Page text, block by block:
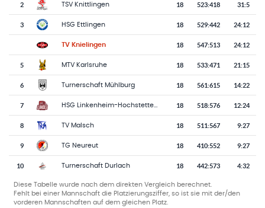
2 TSV Knittlingen 18 523:418 31:5
3 HSG Ettlingen 18 529:442 24:12
TV Knielingen 18 547:513 24:12
5 MTV Karlsruhe 18 533:471 21:15
6 Turnerschaft Mühlburg 18 561:615 14:22
7 HSG Linkenheim-Hochstetten-Liedolsheim 18 518:576 12:24
8 TV Malsch 18 511:567 9:27
9 TG Neureut 18 410:552 9:27
10 Turnerschaft Durlach 18 442:573 4:32
Diese Tabelle wurde nach dem direkten Vergleich berechnet.
Fehlt bei einer Mannschaft die Platzierungsziffer, so ist sie mit der/den
vorderen Mannschaften auf dem gleichen Platz.